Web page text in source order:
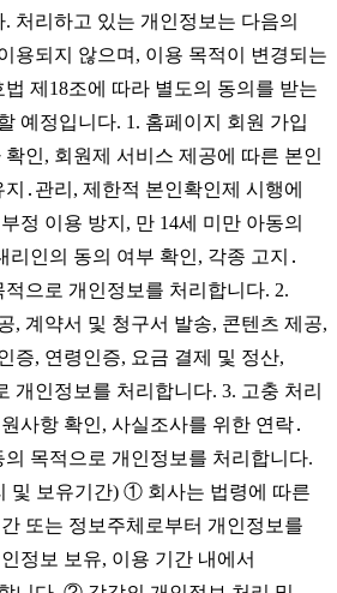
처리하고 있는 개인정보는 다음의
용되지 않으며, 이용 목적이 변경되는
제18조에 따라 별도의 동의를 받는
예정입니다. 1. 홈페이지 회원 가입
인, 회원제 서비스 제공에 따른 본인
․관리, 제한적 본인확인제 시행에
정 이용 방지, 만 14세 미만 아동의
리인의 동의 여부 확인, 각종 고지․
으로 개인정보를 처리합니다. 2.
, 계약서 및 청구서 발송, 콘텐츠 제공,
증, 연령인증, 요금 결제 및 정산,
개인정보를 처리합니다. 3. 고충 처리
사항 확인, 사실조사를 위한 연락․
목적으로 개인정보를 처리합니다.
및 보유기간) ① 회사는 법령에 따른
또는 정보주체로부터 개인정보를
정보 보유, 이용 기간 내에서